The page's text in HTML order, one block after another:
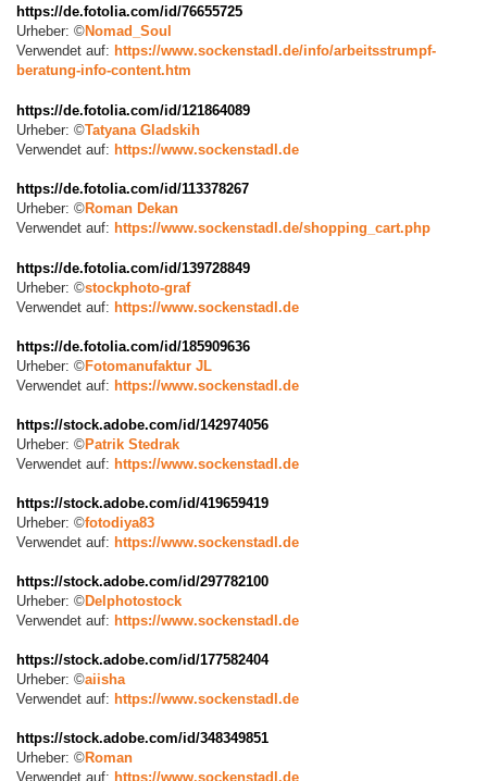
https://de.fotolia.com/id/76655725
Urheber: ©Nomad_Soul
Verwendet auf: https://www.sockenstadl.de/info/arbeitsstrumpf-
beratung-info-content.htm
https://de.fotolia.com/id/121864089
Urheber: ©Tatyana Gladskih
Verwendet auf: https://www.sockenstadl.de
https://de.fotolia.com/id/113378267
Urheber: ©Roman Dekan
Verwendet auf: https://www.sockenstadl.de/shopping_cart.php
https://de.fotolia.com/id/139728849
Urheber: ©stockphoto-graf
Verwendet auf: https://www.sockenstadl.de
https://de.fotolia.com/id/185909636
Urheber: ©Fotomanufaktur JL
Verwendet auf: https://www.sockenstadl.de
https://stock.adobe.com/id/142974056
Urheber: ©Patrik Stedrak
Verwendet auf: https://www.sockenstadl.de
https://stock.adobe.com/id/419659419
Urheber: ©fotodiya83
Verwendet auf: https://www.sockenstadl.de
https://stock.adobe.com/id/297782100
Urheber: ©Delphotostock
Verwendet auf: https://www.sockenstadl.de
https://stock.adobe.com/id/177582404
Urheber: ©aiisha
Verwendet auf: https://www.sockenstadl.de
https://stock.adobe.com/id/348349851
Urheber: ©Roman
Verwendet auf: https://www.sockenstadl.de